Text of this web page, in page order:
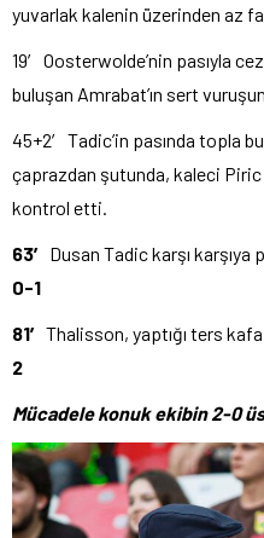
yuvarlak kalenin üzerinden az
19′ Oosterwolde’nin pasıyla
buluşan Amrabat’ın sert
45+2′ Tadic’in pasında topla
çaprazdan şutunda, kaleci
kontrol etti.
63′ Dusan Tadic karşı karşıya
0-1
81′ Thalisson, yaptığı ters
2
Mücadele konuk ekibin 2-0